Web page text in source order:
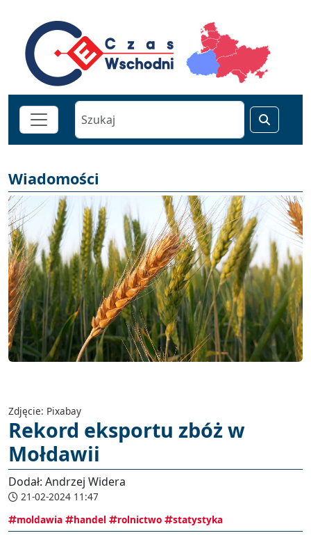
Wiadomości
Zdjęcie: Pixabay
Rekord eksportu zbóż w
Mołdawii
Dodał: Andrzej Widera
21-02-2024 11:47
moldawia
handel rolnictwo statystyka